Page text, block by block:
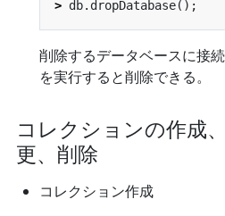
>
削除するデータベースに接続
を実行すると削除できる。
コレクションの作成
更、削除
コレクション作成